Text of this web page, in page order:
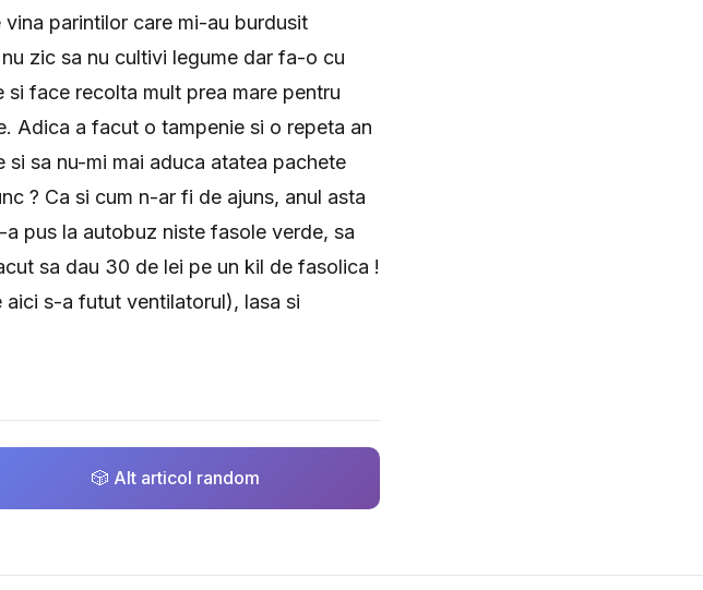
parintilor care mi-au burdusit
zic sa nu cultivi legume dar fa-o cu
face recolta mult prea mare pentru
Adica a facut o tampenie si o repeta an
sa nu-mi mai aduca atatea pachete
? Ca si cum n-ar fi de ajuns, anul asta
pus la autobuz niste fasole verde, sa
sa dau 30 de lei pe un kil de fasolica !
aici s-a futut ventilatorul), lasa si
🎲 Alt articol random